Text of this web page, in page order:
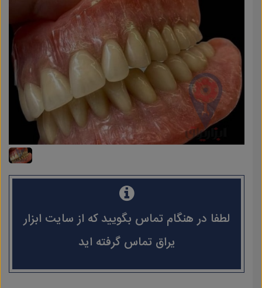
لطفا در هنگام تماس بگویید که از سایت ابزار
یراق تماس گرفته اید